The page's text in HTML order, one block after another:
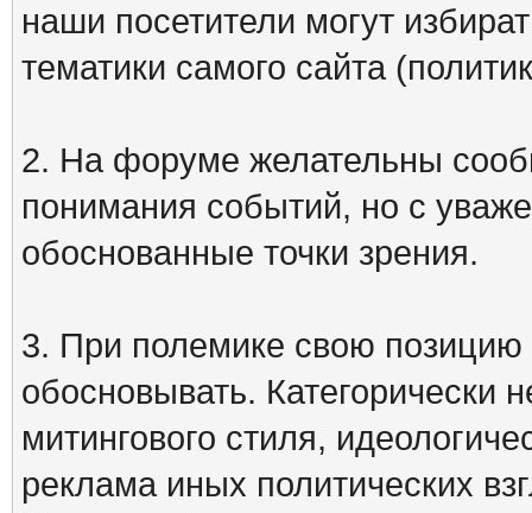
наши посетители могут
тематики самого сайта
2. На форуме желательны
понимания событий, но с
обоснованные точки зрения.
3. При полемике свою
обосновывать. Категорически
митингового стиля,
реклама иных политических